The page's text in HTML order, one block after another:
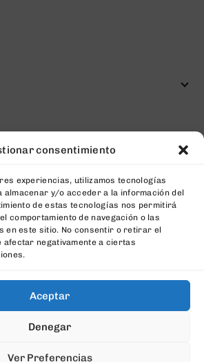
consentimiento
experiencias, utilizamos tecnologías
almacenar y/o acceder a la información del
de estas tecnologías nos permitirá
comportamiento de navegación o las
en este sitio. No consentir o retirar el
afectar negativamente a ciertas
Aceptar
Denegar
Ver Preferencias
Contratación
Software